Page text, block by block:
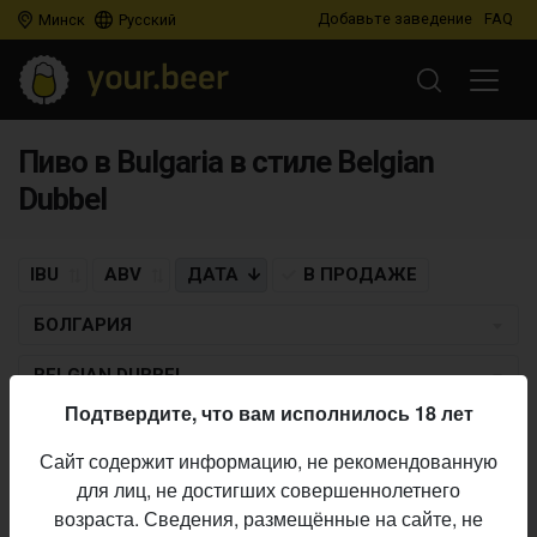
Минск Русский Добавьте заведение FAQ
Пиво в Bulgaria в стиле Belgian
Dubbel
IBU ABV ДАТА В ПРОДАЖЕ
БОЛГАРИЯ
BELGIAN DUBBEL
Пиво по заданным критериям не найдено
Подтвердите, что вам исполнилось 18 лет
Сайт содержит информацию, не рекомендованную
для лиц, не достигших совершеннолетнего
возраста. Сведения, размещённые на сайте, не